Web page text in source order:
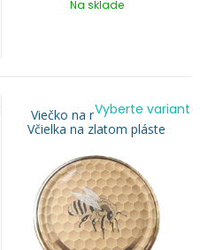
Na sklade
Viečko na med TO 82 -
Včielka na zlatom pláste
Vyberte variant